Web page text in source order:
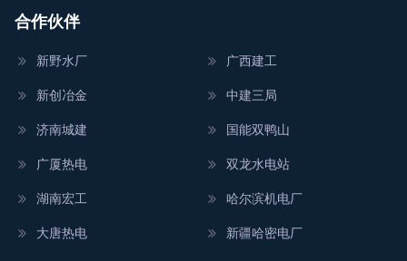
合作伙伴
新野水厂
新创冶金
济南城建
广厦热电
湖南宏工
大唐热电
广西建工
中建三局
国能双鸭山
双龙水电站
哈尔滨机电厂
新疆哈密电厂